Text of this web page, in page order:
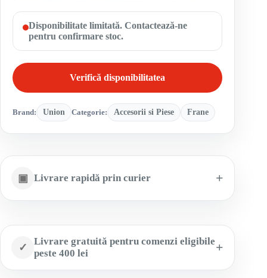
Disponibilitate limitată. Contactează-ne
pentru confirmare stoc.
Verifică disponibilitatea
Brand: Union Categorie: Accesorii si Piese Frane
▣ Livrare rapidă prin curier
✓
Livrare gratuită pentru comenzi eligibile
peste 400 lei